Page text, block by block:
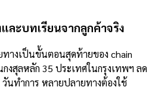
ละบทเรียนจากลูกค้าจริง
ทางเป็นขั้นตอนสุดท้ายของ chain
กงสุลหลัก 35 ประเทศในกรุงเทพฯ ลด
วันทำการ หลายปลายทางต้องใช้